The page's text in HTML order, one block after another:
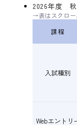
2026年度 秋
課程
入試種別
Webエントリ